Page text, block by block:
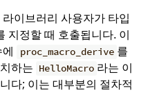
이브러리 사용자가 타입
지정할 때 호출됩니다. 이
proc_macro_derive 를
하는 HelloMacro 라는 이
다; 이는 대부분의 절차적